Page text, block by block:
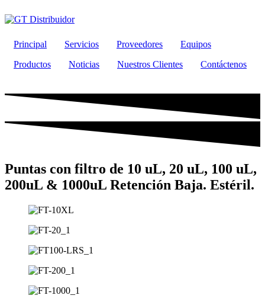
al
Principal
Servicios Proveedores
Equipos
Productos
Noticias Nuestros Clientes Contáctenos
Puntas con filtro de 10 uL, 20 uL, 100 uL,
200uL & 1000uL Retención Baja. Estéril.